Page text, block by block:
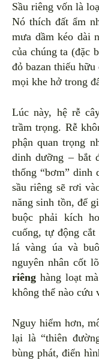
Sầu riêng vốn là
Nó thích đất ẩm
mưa dầm kéo dài
của chúng ta (đặc
đỏ bazan thiếu
mọi khe hở trong
Lúc này, hệ rễ
trầm trọng. Rễ
phận quan trọng
dinh dưỡng – bắt
thống “bơm”
sầu riêng sẽ rơi
năng sinh tồn, để
buộc phải kích
cuống, tự động
lá vàng úa và
nguyên nhân cốt
riêng hàng loạt
không thể nào cứu
Nguy hiểm hơn,
lại là “thiên
bùng phát, điển